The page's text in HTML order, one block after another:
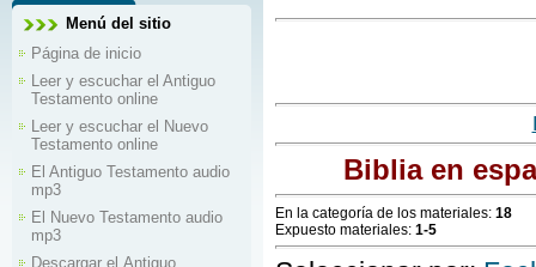
Menú del sitio
Página de inicio
Leer y escuchar el Antiguo
Testamento online
Leer y escuchar el Nuevo
Testamento online
El Antiguo Testamento audio
mp3
El Nuevo Testamento audio
mp3
Descargar el Аntiguo
Biblia en
En la categoría de los materiales: 18
Expuesto materiales: 1-5